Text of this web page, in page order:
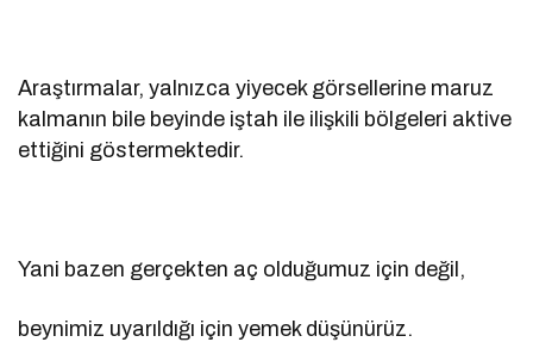
Araştırmalar, yalnızca yiyecek görsellerine maruz
kalmanın bile beyinde iştah ile ilişkili bölgeleri aktive
ettiğini göstermektedir.
Yani bazen gerçekten aç olduğumuz için değil,
beynimiz uyarıldığı için yemek düşünürüz.